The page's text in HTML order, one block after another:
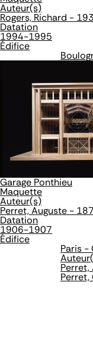
Auteur(s)
Rogers, Richard -
Datation
1994-1995
Édifice
Garage Ponthieu
Maquette
Auteur(s)
Perret, Auguste -
Datation
1906-1907
Édifice
Paris -